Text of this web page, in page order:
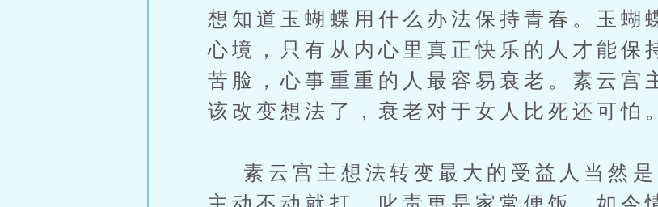
想知道玉蝴蝶用什么办法保持青春。玉蝴
心境，只有从内心里真正快乐的人才能保
苦脸，心事重重的人最容易衰老。素云宫
该改变想法了，衰老对于女人比死还可怕。
素云宫主想法转变最大的受益人当然是